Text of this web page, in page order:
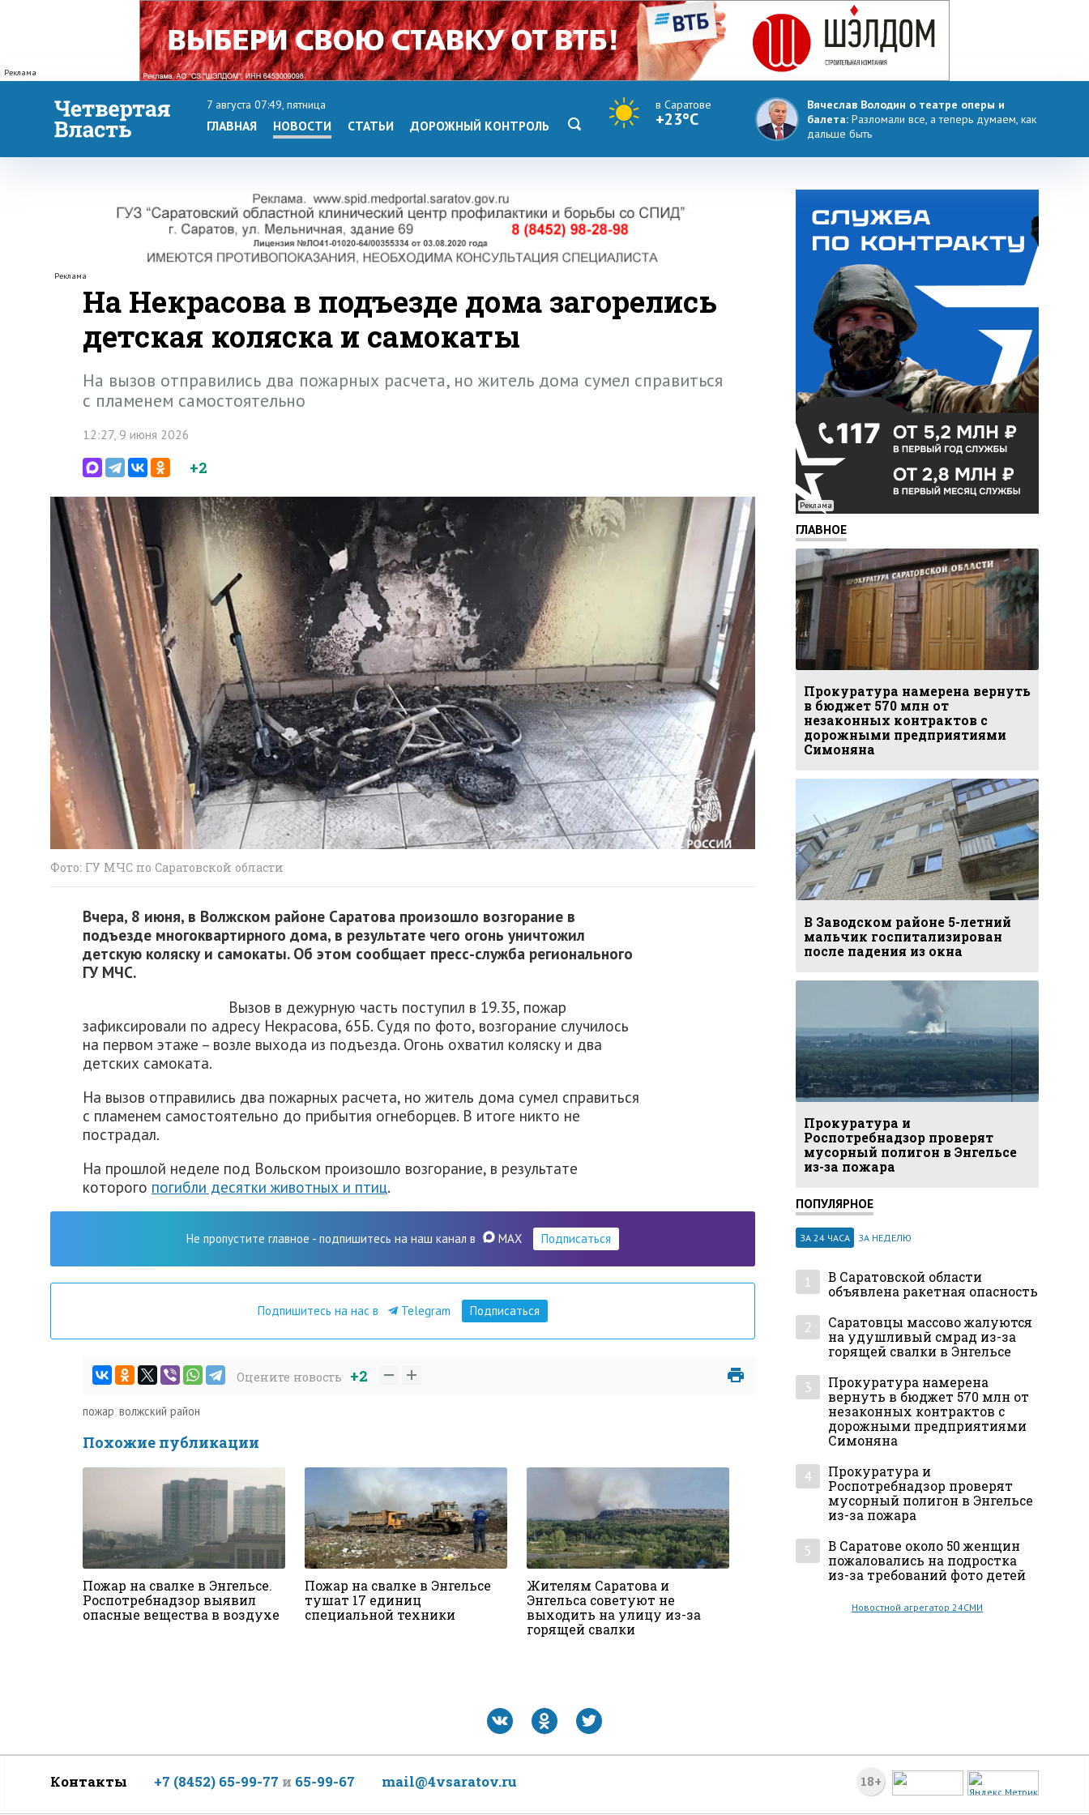
Реклама
7 августа 07:49, пятница
ГЛАВНАЯ НОВОСТИ СТАТЬИ ДОРОЖНЫЙ КОНТРОЛЬ
в Саратове
+23°C
Вячеслав Володин о театре оперы и
балета: Разломали все, а теперь думаем, как
дальше быть
Реклама
На Некрасова в подъезде дома загорелись
детская коляска и самокаты
На вызов отправились два пожарных расчета, но житель дома сумел справиться
с пламенем самостоятельно
12:27, 9 июня 2026
+2
Фото: ГУ МЧС по Саратовской области
Вчера, 8 июня, в Волжском районе Саратова произошло возгорание в
подъезде многоквартирного дома, в результате чего огонь уничтожил
детскую коляску и самокаты. Об этом сообщает пресс-служба регионального
ГУ МЧС.
Вызов в дежурную часть поступил в 19.35, пожар
зафиксировали по адресу Некрасова, 65Б. Судя по фото, возгорание случилось
на первом этаже – возле выхода из подъезда. Огонь охватил коляску и два
детских самоката.
На вызов отправились два пожарных расчета, но житель дома сумел справиться
с пламенем самостоятельно до прибытия огнеборцев. В итоге никто не
пострадал.
На прошлой неделе под Вольском произошло возгорание, в результате
которого погибли десятки животных и птиц.
Не пропустите главное - подпишитесь на наш канал в MAX Подписаться
Подпишитесь на нас в Telegram Подписаться
Оцените новость +2
пожар,волжский район
Похожие публикации
Пожар на свалке в Энгельсе.
Роспотребнадзор выявил
опасные вещества в воздухе
Пожар на свалке в Энгельсе
тушат 17 единиц
специальной техники
Жителям Саратова и
Энгельса советуют не
выходить на улицу из-за
горящей свалки
Реклама
ГЛАВНОЕ
Прокуратура намерена вернуть
в бюджет 570 млн от
незаконных контрактов с
дорожными предприятиями
Симоняна
В Заводском районе 5-летний
мальчик госпитализирован
после падения из окна
Прокуратура и
Роспотребнадзор проверят
мусорный полигон в Энгельсе
из-за пожара
ПОПУЛЯРНОЕ
ЗА 24 ЧАСА ЗА НЕДЕЛЮ
1
В Саратовской области
объявлена ракетная опасность
2
Саратовцы массово жалуются
на удушливый смрад из-за
горящей свалки в Энгельсе
3
Прокуратура намерена
вернуть в бюджет 570 млн от
незаконных контрактов с
дорожными предприятиями
Симоняна
4
Прокуратура и
Роспотребнадзор проверят
мусорный полигон в Энгельсе
из-за пожара
5
В Саратове около 50 женщин
пожаловались на подростка
из-за требований фото детей
Новостной агрегатор 24СМИ
18+
Контакты +7 (8452) 65-99-77 и 65-99-67 mail@4vsaratov.ru